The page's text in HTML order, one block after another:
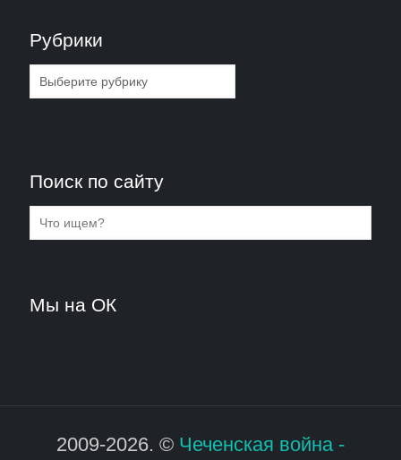
Рубрики
Рубрики
Поиск по сайту
Мы на ОК
2009-2026. © Чеченская война -